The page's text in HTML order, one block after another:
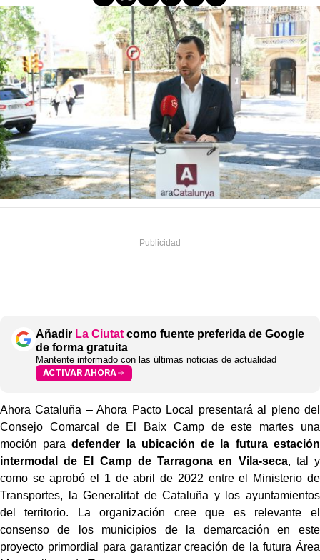
Añadir La Ciutat como fuente preferida de Google
de forma gratuita
Mantente informado con las últimas noticias de actualidad
ACTIVAR AHORA
Ahora Cataluña – Ahora Pacto Local presentará al pleno del
Consejo Comarcal de El Baix Camp de este martes una
moción para defender
la ubicación de la futura estación
intermodal de El Camp de Tarragona en Vila-seca, tal y
como se aprobó el 1 de abril de 2022 entre el Ministerio de
Transportes, la Generalitat de Cataluña y los ayuntamientos
del territorio. La organización cree que es relevante el
consenso de los municipios de la demarcación en este
proyecto primordial para garantizar creación de la futura Área